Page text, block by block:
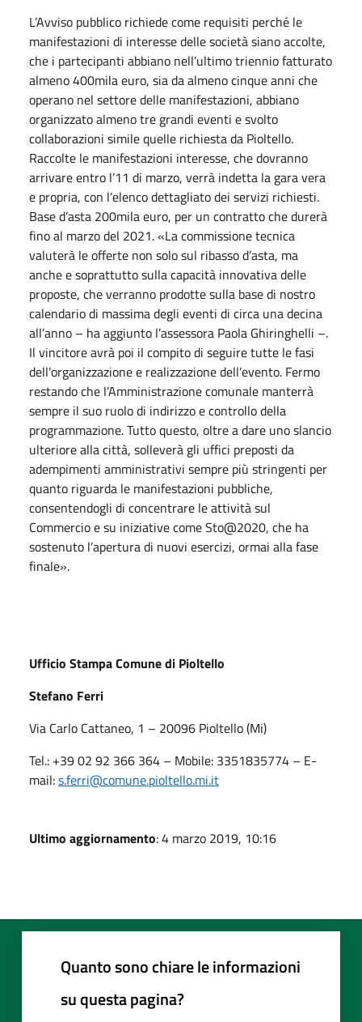
L’Avviso pubblico richiede come requisiti perché le
manifestazioni di interesse delle società siano accolte,
che i partecipanti abbiano nell’ultimo triennio fatturato
almeno 400mila euro, sia da almeno cinque anni che
operano nel settore delle manifestazioni, abbiano
organizzato almeno tre grandi eventi e svolto
collaborazioni simile quelle richiesta da Pioltello.
Raccolte le manifestazioni interesse, che dovranno
arrivare entro l’11 di marzo, verrà indetta la gara vera
e propria, con l’elenco dettagliato dei servizi richiesti.
Base d’asta 200mila euro, per un contratto che durerà
fino al marzo del 2021. «La commissione tecnica
valuterà le offerte non solo sul ribasso d’asta, ma
anche e soprattutto sulla capacità innovativa delle
proposte, che verranno prodotte sulla base di nostro
calendario di massima degli eventi di circa una decina
all’anno – ha aggiunto l’assessora Paola Ghiringhelli –.
Il vincitore avrà poi il compito di seguire tutte le fasi
dell’organizzazione e realizzazione dell’evento. Fermo
restando che l’Amministrazione comunale manterrà
sempre il suo ruolo di indirizzo e controllo della
programmazione. Tutto questo, oltre a dare uno slancio
ulteriore alla città, solleverà gli uffici preposti da
adempimenti amministrativi sempre più stringenti per
quanto riguarda le manifestazioni pubbliche,
consentendogli di concentrare le attività sul
Commercio e su iniziative come Sto@2020, che ha
sostenuto l’apertura di nuovi esercizi, ormai alla fase
finale».
Ufficio Stampa Comune di Pioltello
Stefano Ferri
Via Carlo Cattaneo, 1 – 20096 Pioltello (Mi)
Tel.: +39 02 92 366 364 – Mobile: 3351835774 – E-
mail:s.ferri@comune.pioltello.mi.it
Ultimo aggiornamento: 4 marzo 2019, 10:16
Quanto sono chiare le informazioni
su questa pagina?